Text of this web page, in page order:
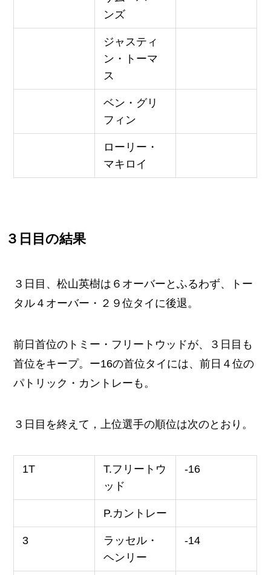
ンズ
ジャスティ
ン・トーマ
ス
ベン・グリ
フィン
ローリー・
マキロイ
３日目の結果
３日目、松山英樹は６オーバーとふるわず、トー
タル４オーバー・２９位タイに後退。
前日首位のトミー・フリートウッドが、３日目も
首位をキープ。ー16の首位タイには、前日４位の
パトリック・カントレーも。
３日目を終えて，上位選手の順位は次のとおり。
1T
T.フリートウ
ッド
-16
P.カントレー
3
ラッセル・
ヘンリー
-14